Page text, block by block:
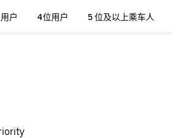
户 4位用户 5 位及以上乘车人